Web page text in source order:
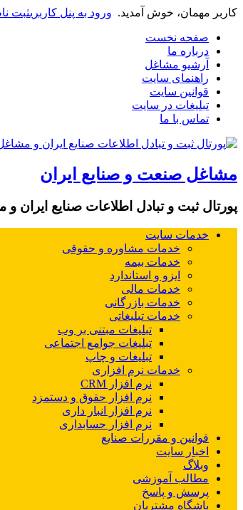
کاربر مهمان، خوش آمدید. ورود به پنل کاربریثبت
صفحه نخست
درباره ما
آرشیو مشاغل
راهنمای سایت
قوانین سایت
تبلیغات در سایت
تماس با ما
مشاغل صنعت و صنایع ایران
پورتال ثبت و تبادل اطلاعات صنایع ایران
خدمات سایت
خدمات مشاوره و حقوقی
خدمات بیمه
ایزو و استاندارد
خدمات مالی
خدمات بازرگانی
خدمات تبلیغاتی
تبلیغات مبتنی بر وب
تبلیغات جوامع اجتماعی
تبلیغات و چاپ
خدمات نرم افزاری
نرم افزار CRM
نرم افزار حقوق و دستمزد
نرم افزار انبار داری
نرم افزار حسابداری
قوانین و مقررات صنایع
اخبار سایت
وبلاگ
مطالب آموزشی
پرسش و پاسخ
باشگاه مشتریان